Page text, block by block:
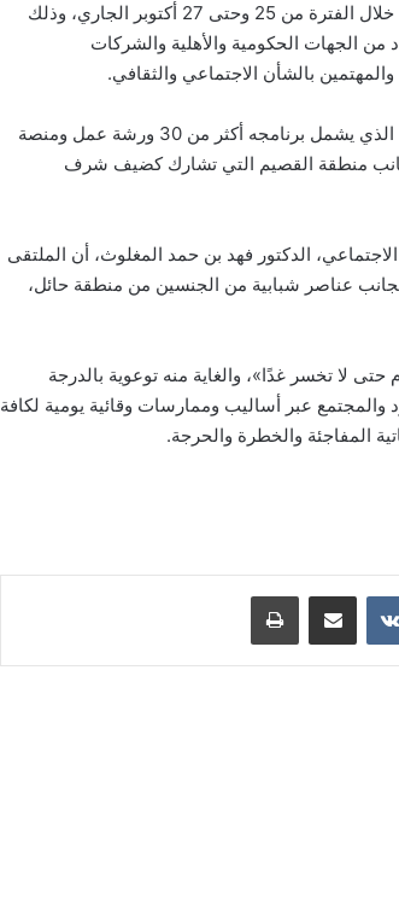
الاجتماعي لتنظيم النسخة الثانية من ملتقى دراية «ماذا لو.. كيف تتصرف» خلال الفترة من 25 وحتى 27 أكتوبر الجاري، وذلك
ويشارك في الملتقى أكثر من 45 جهة تُمثّل عدد من الجهات الحكومية والأهلية والشركات
بالشأن الاجتماعي والثقافي.
ويتضمن يوم الافتتاح الذي يرعاه أمير المنطقة تكريم المشاركين بالملتقى، الذي يشمل برنامجه أكثر من 30 ورشة عمل ومنصة
منطقة القصيم التي تشارك كضيف شرف
الدكتور فهد بن حمد المغلوث، أن الملتقى
عناصر شبابية من الجنسين من منطقة حائل،
لا تخسر غدًا»، والغاية منه توعوية بالدرجة
عبر أساليب وممارسات وقائية يومية لكافة
المفاجئة والخطرة والحرجة.